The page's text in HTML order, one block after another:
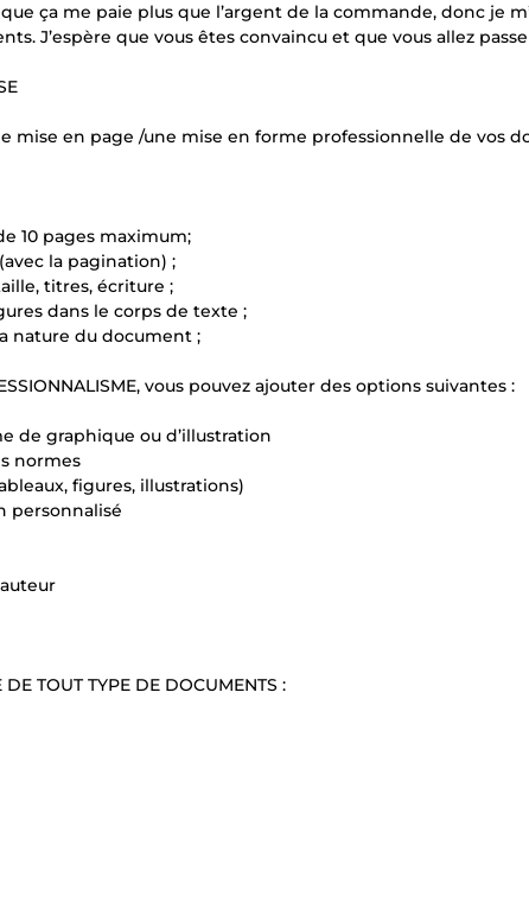
ça me paie plus que l’argent de la commande, donc je
J’espère que vous êtes convaincu et que vous allez
mise en page /une mise en forme professionnelle de vos
10 pages maximum;
la pagination) ;
titres, écriture ;
dans le corps de texte ;
nature du document ;
vous pouvez ajouter des options suivantes :
de graphique ou d’illustration
normes
figures, illustrations)
personnalisé
TOUT TYPE DE DOCUMENTS :